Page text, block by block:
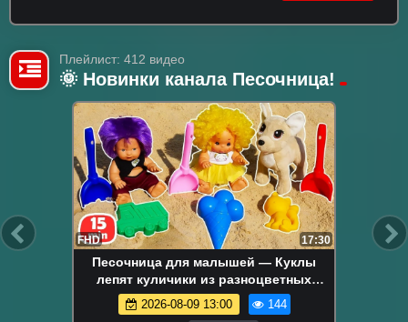
Плейлист: 412 видео
🌞 Новинки канала Песочница!
FHD 17:30
Песочница для малышей — Куклы
лепят куличики из разноцветных
формочек — Развивающее видео для
детей
2026-08-09 13:00 144